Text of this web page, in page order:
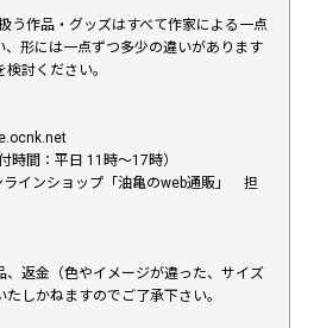
う作品・グッズはすべて作家による一点
、形には一点ずつ多少の違いがあります
討ください。
時間：平日 11時〜17時）
ラインショップ「油亀のweb通販」 担
、返金（色やイメージが違った、サイズ
しかねますのでご了承下さい。